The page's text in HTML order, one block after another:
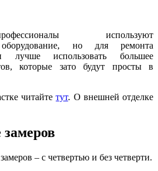
используют
оборудование, но для ремонта
лучше использовать большее
которые зато будут просты в
читайтетут. О внешней отделке
– с четвертью и без четверти.